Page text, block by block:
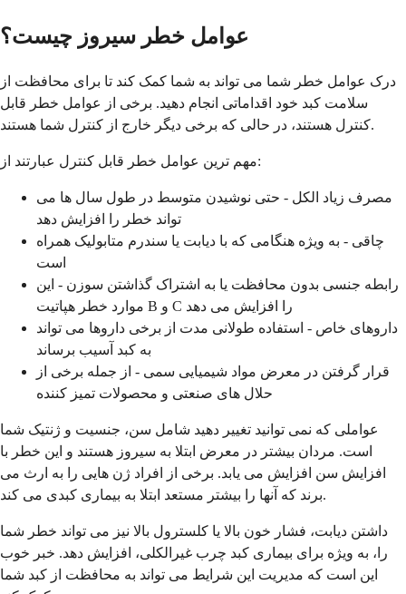
عوامل خطر سیروز چیست؟
درک عوامل خطر شما می تواند به شما کمک کند تا برای محافظت از
سلامت کبد خود اقداماتی انجام دهید. برخی از عوامل خطر قابل
کنترل هستند، در حالی که برخی دیگر خارج از کنترل شما هستند.
مهم ترین عوامل خطر قابل کنترل عبارتند از:
مصرف زیاد الکل - حتی نوشیدن متوسط در طول سال ها می
تواند خطر را افزایش دهد
چاقی - به ویژه هنگامی که با دیابت یا سندرم متابولیک همراه
است
رابطه جنسی بدون محافظت یا به اشتراک گذاشتن سوزن - این
موارد خطر هپاتیت B و C را افزایش می دهد
داروهای خاص - استفاده طولانی مدت از برخی داروها می تواند
به کبد آسیب برساند
قرار گرفتن در معرض مواد شیمیایی سمی - از جمله برخی از
حلال های صنعتی و محصولات تمیز کننده
عواملی که نمی توانید تغییر دهید شامل سن، جنسیت و ژنتیک شما
است. مردان بیشتر در معرض ابتلا به سیروز هستند و این خطر با
افزایش سن افزایش می یابد. برخی از افراد ژن هایی را به ارث می
برند که آنها را بیشتر مستعد ابتلا به بیماری کبدی می کند.
داشتن دیابت، فشار خون بالا یا کلسترول بالا نیز می تواند خطر شما
را، به ویژه برای بیماری کبد چرب غیرالکلی، افزایش دهد. خبر خوب
این است که مدیریت این شرایط می تواند به محافظت از کبد شما